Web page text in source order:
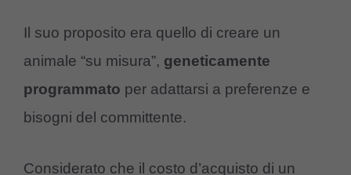
Il suo proposito era quello di creare un
animale “su misura”, geneticamente
programmato per adattarsi a preferenze e
bisogni del committente.
Considerato che il costo d’acquisto di un